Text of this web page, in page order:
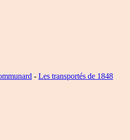
- Les transportés de 1848